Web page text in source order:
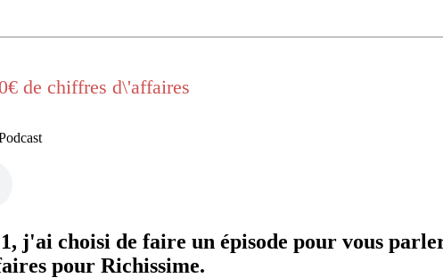
de chiffres d\'affaires
j'ai choisi de faire un épisode pour vous
pour Richissime.